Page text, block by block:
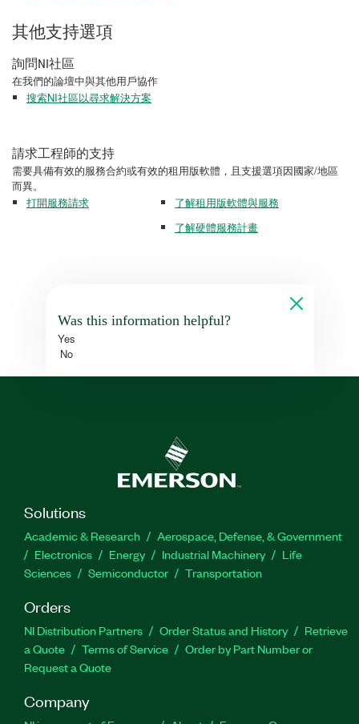
其他支持選項
詢問NI社區
在我們的論壇中與其他用戶協作
搜索NI社區以尋求解決方案
請求工程師的支持
需要具備有效的服務合約或有效的租用版軟體，且支援選項因國家/地區
而異。
打開服務請求
了解租用版軟體與服務
了解硬體服務計畫
Was this information helpful?
Yes
No
Solutions
Academic & Research
Aerospace, Defense, & Government
Electronics
Energy Industrial Machinery
Life
Sciences
Semiconductor Transportation
Orders
NI Distribution Partners Order Status and History
Retrieve
a Quote
Terms of Service
Order by Part Number or
Request a Quote
Company